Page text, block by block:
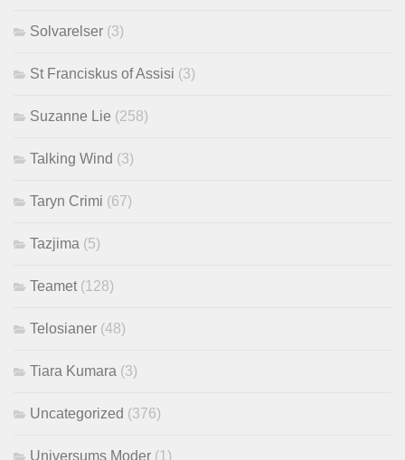
Solvarelser (3)
St Franciskus of Assisi (3)
Suzanne Lie (258)
Talking Wind (3)
Taryn Crimi (67)
Tazjima (5)
Teamet (128)
Telosianer (48)
Tiara Kumara (3)
Uncategorized (376)
Universums Moder (1)